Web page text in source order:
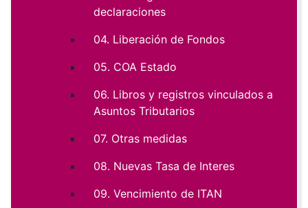
declaraciones
04. Liberación de Fondos
05. COA Estado
06. Libros y registros vinculados a
Asuntos Tributarios
07. Otras medidas
08. Nuevas Tasa de Interes
09. Vencimiento de ITAN